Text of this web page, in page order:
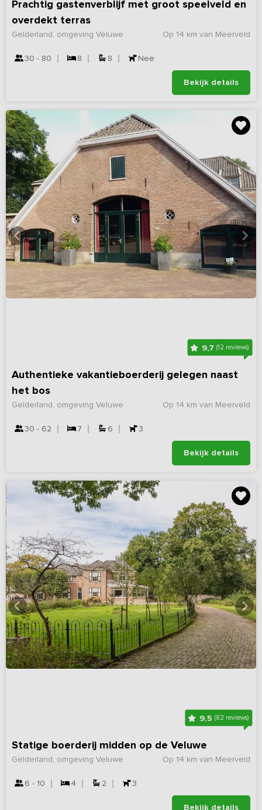
Prachtig gastenverblijf met groot speelveld en
overdekt terras
Op 14 km van Meerveld
Gelderland, omgeving Veluwe
30 - 80 8 8 Nee
Bekijk details
9,7(12 reviews)
Authentieke vakantieboerderij gelegen naast
het bos
Op 14 km van Meerveld
Gelderland, omgeving Veluwe
30 - 62 7 6 3
Bekijk details
9,5 (82 reviews)
Statige boerderij midden op de Veluwe
Op 14 km van Meerveld
Gelderland, omgeving Veluwe
6 - 10 4 2 3
Bekijk details